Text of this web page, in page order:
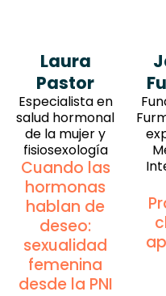
Laura
Pastor
Especialista en
salud hormonal
de la mujer y
fisiosexología
Cuando las
hormonas
hablan de
deseo:
sexualidad
femenina
desde la PNI